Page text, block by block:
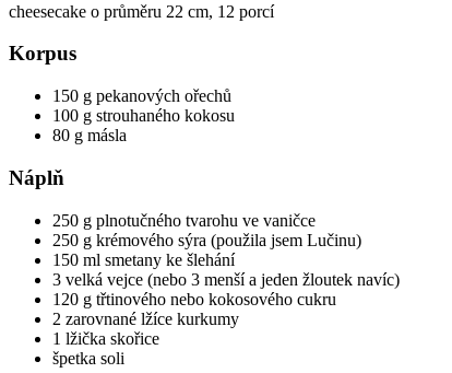
cheesecake o průměru 22 cm, 12 porcí
Korpus
150 g pekanových ořechů
100 g strouhaného kokosu
80 g másla
Náplň
250 g plnotučného tvarohu ve vaničce
250 g krémového sýra (použila jsem Lučinu)
150 ml smetany ke šlehání
3 velká vejce (nebo 3 menší a jeden žloutek navíc)
120 g třtinového nebo kokosového cukru
2 zarovnané lžíce kurkumy
1 lžička skořice
špetka soli